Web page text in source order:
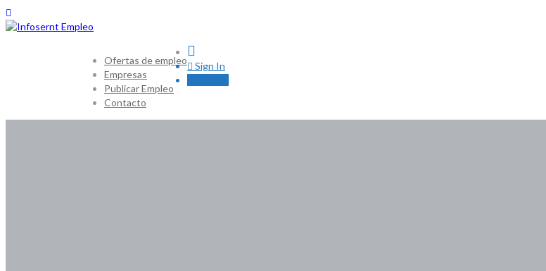
Ofertas de empleo
Empresas
Publicar Empleo
Contacto
Sign In